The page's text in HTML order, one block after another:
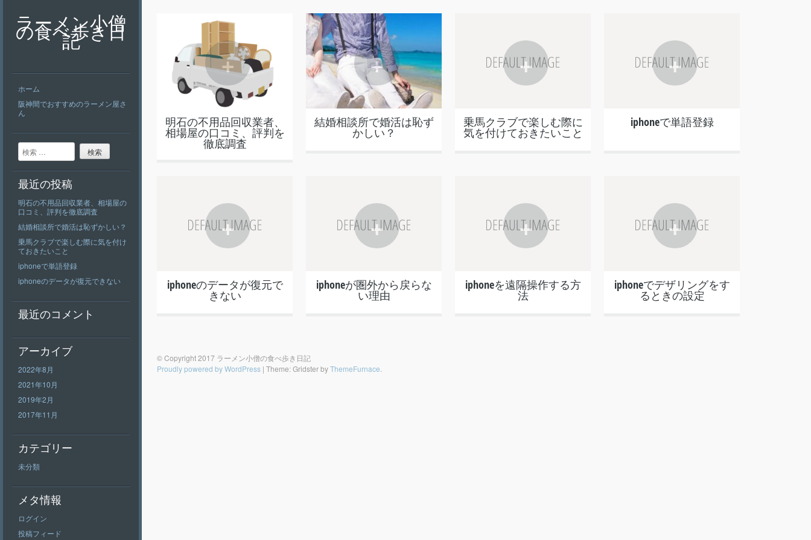
ラーメン小僧
の食べ歩き日
記
ホーム
阪神間でおすすめのラーメン屋さ
ん
検索
最近の投稿
明石の不用品回収業者、相場屋の
口コミ、評判を徹底調査
結婚相談所で婚活は恥ずかしい？
乗馬クラブで楽しむ際に気を付け
ておきたいこと
iphoneで単語登録
iphoneのデータが復元できない
最近のコメント
アーカイブ
2022年8月
2021年10月
2019年2月
2017年11月
カテゴリー
未分類
メタ情報
ログイン
投稿フィード
+
明石の不用品回収業者、
相場屋の口コミ、評判を
徹底調査
+
結婚相談所で婚活は恥ず
かしい？
+
乗馬クラブで楽しむ際に
気を付けておきたいこと
+
iphoneで単語登録
+
iphoneのデータが復元で
きない
+
iphoneが圏外から戻らな
い理由
+
iphoneを遠隔操作する方
法
+
iphoneでデザリングをす
るときの設定
© Copyright 2017 ラーメン小僧の食べ歩き日記
Proudly powered by WordPress | Theme: Gridster byThemeFurnace